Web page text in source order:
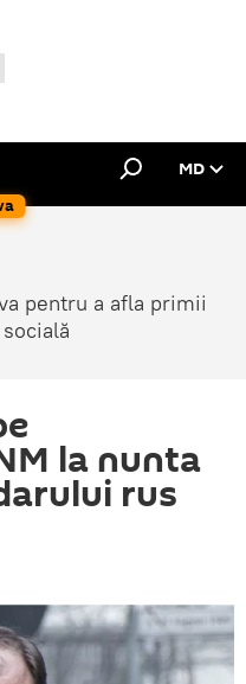
MD
pentru a afla primii
la nunta
rus